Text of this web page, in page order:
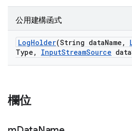
公用建構函式
LogHolder(String dataName ,
Type , InputStreamSource data
欄位